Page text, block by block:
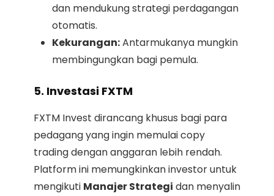
dan mendukung strategi perdagangan
otomatis.
Kekurangan:Antarmukanya mungkin
membingungkan bagi pemula.
5. Investasi FXTM
FXTM Invest dirancang khusus bagi para
pedagang yang ingin memulai copy
trading dengan anggaran lebih rendah.
Platform ini memungkinkan investor untuk
mengikuti Manajer Strategi dan menyalin